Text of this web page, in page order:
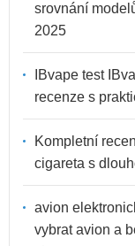
srovnání
2025
IBvape test
recenze s
Kompletní
cigareta s
avion
vybrat avion a